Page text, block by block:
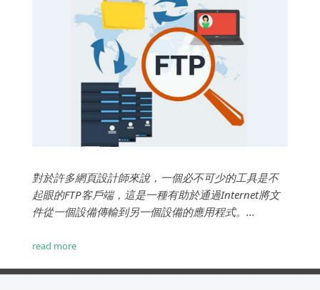
對於許多網頁設計師來說，一個必不可少的工具是不
起眼的FTP客戶端，這是一種有助於通過Internet將文
件從一個設備傳輸到另一個設備的應用程式。...
read more